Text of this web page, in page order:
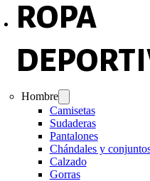
ROPA
Hombre
Camisetas
Sudaderas
Pantalones
Chándales y
Calzado
Gorras